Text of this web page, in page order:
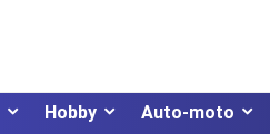
Hobby Auto-moto